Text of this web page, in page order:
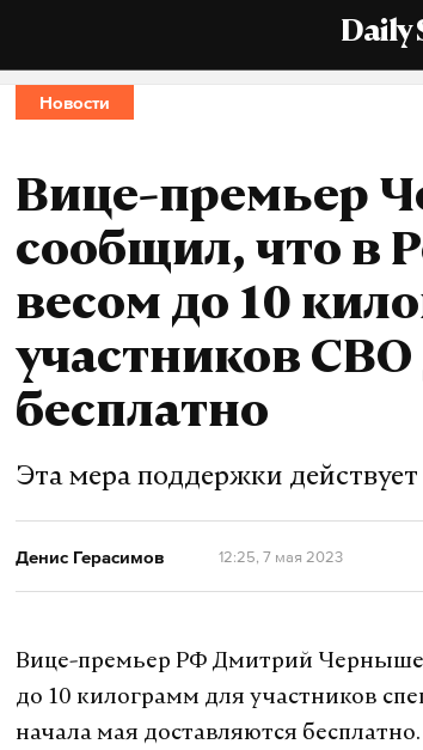
Daily
Новости
Вице-премьер
сообщил, что в
весом до 10
участников
бесплатно
Эта мера поддержки
Денис Герасимов 12:25, 7 мая 2023
Вице-премьер РФ Дмитрий
до 10 килограмм для участников
начала мая доставляются бесплатно.